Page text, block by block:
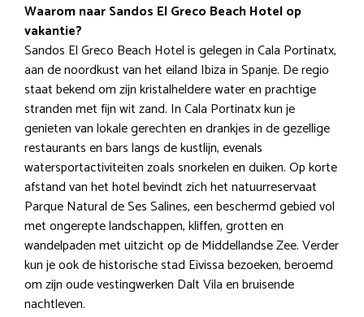
Waarom naar Sandos El Greco Beach Hotel op
vakantie?
Sandos El Greco Beach Hotel is gelegen in Cala Portinatx,
aan de noordkust van het eiland Ibiza in Spanje. De regio
staat bekend om zijn kristalheldere water en prachtige
stranden met fijn wit zand. In Cala Portinatx kun je
genieten van lokale gerechten en drankjes in de gezellige
restaurants en bars langs de kustlijn, evenals
watersportactiviteiten zoals snorkelen en duiken. Op korte
afstand van het hotel bevindt zich het natuurreservaat
Parque Natural de Ses Salines, een beschermd gebied vol
met ongerepte landschappen, kliffen, grotten en
wandelpaden met uitzicht op de Middellandse Zee. Verder
kun je ook de historische stad Eivissa bezoeken, beroemd
om zijn oude vestingwerken Dalt Vila en bruisende
nachtleven.